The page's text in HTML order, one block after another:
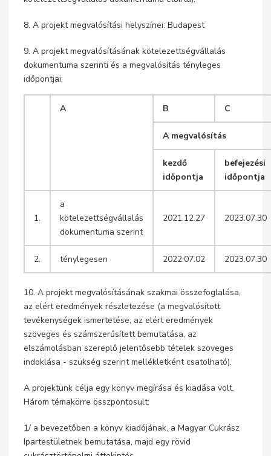
8. A projekt megvalósítási helyszínei: Budapest
9. A projekt megvalósításának kötelezettségvállalás
dokumentuma szerinti és a megvalósítás tényleges
időpontjai:
A B C
A megvalósítás
kezdő
időpontja
befejezési
időpontja
1.
a
kötelezettségvállalás
dokumentuma szerint
2021.12.27 2023.07.30
2. ténylegesen 2022.07.02 2023.07.30
10. A projekt megvalósításának szakmai összefoglalása,
az elért eredmények részletezése (a megvalósított
tevékenységek ismertetése, az elért eredmények
szöveges és számszerűsített bemutatása, az
elszámolásban szereplő jelentősebb tételek szöveges
indoklása - szükség szerint mellékletként csatolható).
A projektünk célja egy könyv megírása és kiadása volt.
Három témakörre összpontosult:
1/ a bevezetőben a könyv kiadójának, a Magyar Cukrász
Ipartestületnek bemutatása, majd egy rövid